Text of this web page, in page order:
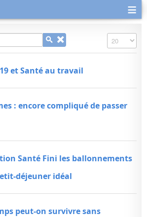
≡
Affichage #
et Santé au travail
: encore compliqué de passer
Santé Fini les ballonnements
déjeuner idéal
peut-on survivre sans